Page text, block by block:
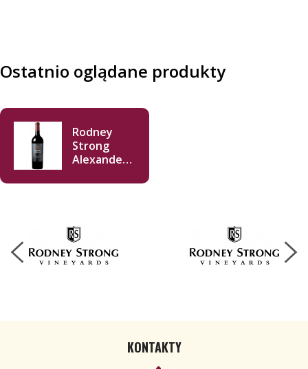
Ostatnio oglądane produkty
Rodney
Strong
Alexander
Cabernet
KONTAKTY